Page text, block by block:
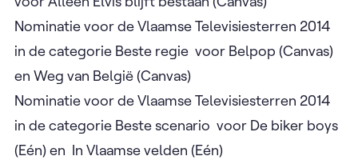
Nominatie voor de Vlaamse Televisiesterren 2014
in de categorie Beste regie voor Belpop (Canvas)
en Weg van België (Canvas)
Nominatie voor de Vlaamse Televisiesterren 2014
in de categorie Beste scenario voor De biker boys
(Eén) en In Vlaamse velden (Eén)